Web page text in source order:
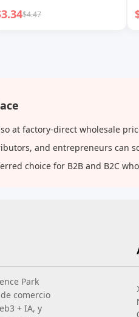
suave, bolso
ligero, bolso de
$4.47
at factory-direct wholesale
and entrepreneurs
choice for B2B and B2C
Park
comercio
+ IA, y